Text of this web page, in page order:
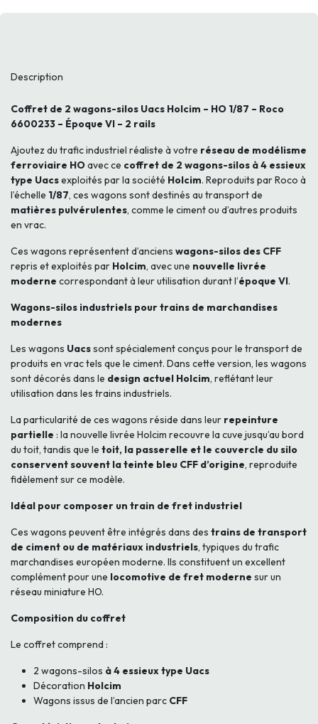
Description
Coffret de 2 wagons-silos Uacs Holcim – HO 1/87 – Roco
6600233 – Époque VI – 2 rails
Ajoutez du trafic industriel réaliste à votre réseau de modélisme
ferroviaire HOavec ce coffret de 2 wagons-silos à 4 essieux
type Uacsexploités par la société Holcim. Reproduits par Roco à
l’échelle 1/87, ces wagons sont destinés au transport de
matières pulvérulentes, comme le ciment ou d’autres produits
en vrac.
Ces wagons représentent d’anciens wagons-silos des CFF
repris et exploités par Holcim, avec une nouvelle livrée
moderne correspondant à leur utilisation durant l’époque VI.
Wagons-silos industriels pour trains de marchandises
modernes
Les wagons Uacssont spécialement conçus pour le transport de
produits en vrac tels que le ciment. Dans cette version, les wagons
sont décorés dans le design actuel Holcim, reflétant leur
utilisation dans les trains industriels.
La particularité de ces wagons réside dans leur repeinture
partielle : la nouvelle livrée Holcim recouvre la cuve jusqu’au bord
du toit, tandis que le toit, la passerelle et le couvercle du silo
conservent souvent la teinte bleu CFF d’origine, reproduite
fidèlement sur ce modèle.
Idéal pour composer un train de fret industriel
Ces wagons peuvent être intégrés dans des trains de transport
de ciment ou de matériaux industriels, typiques du trafic
marchandises européen moderne. Ils constituent un excellent
complément pour une locomotive de fret moderne sur un
réseau miniature HO.
Composition du coffret
Le coffret comprend :
2 wagons-silos à 4 essieux type Uacs
Décoration Holcim
Wagons issus de l’ancien parc CFF